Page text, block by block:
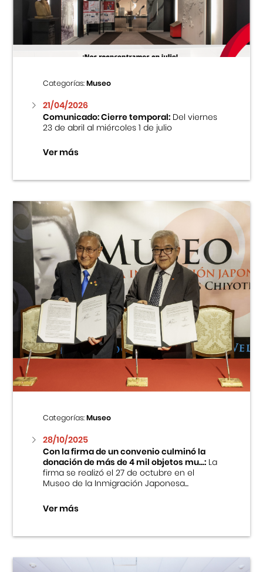
Centro Cultural Peruano Japonés
Museo de la Inmigración Japonesa
Fondo Editorial
Teatro Peruano Japonés
Categorías:Museo
21/04/2026
Comunicado: Cierre temporal:Del viernes
23 de abril al miércoles 1 de julio
Ver más
Categorías:Museo
28/10/2025
Con la firma de un convenio culminó la
donación de más de 4 mil objetos mu...:La
firma se realizó el 27 de octubre en el
Museo de la Inmigración Japonesa...
Ver más